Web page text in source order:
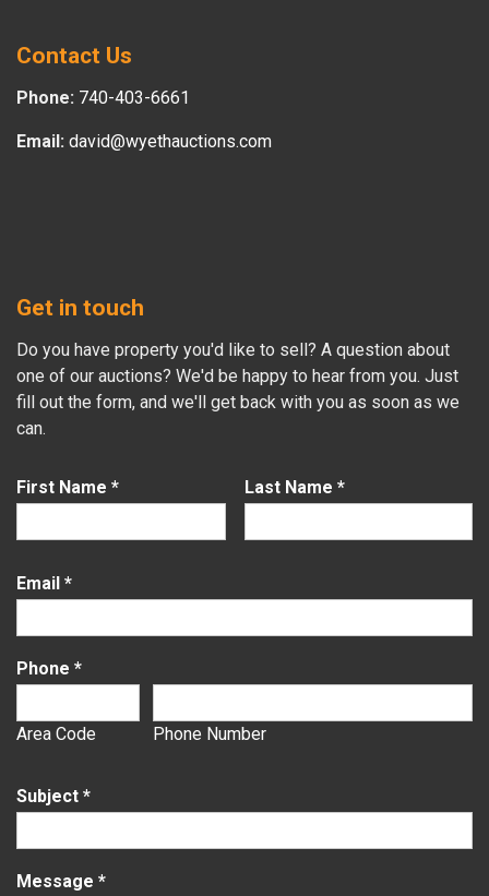
Contact Us
Phone: 740-403-6661
Email: david@wyethauctions.com
Get in touch
Do you have property you'd like to sell? A question about
one of our auctions? We'd be happy to hear from you. Just
fill out the form, and we'll get back with you as soon as we
can.
First Name * Last Name *
Email *
Phone *
Area Code Phone Number
Subject *
Message *